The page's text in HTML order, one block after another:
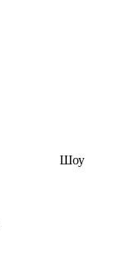
Шоу